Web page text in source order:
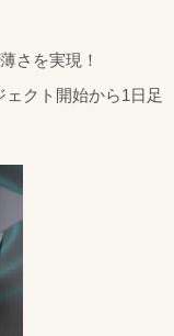
さを実現！
クト開始から1日足